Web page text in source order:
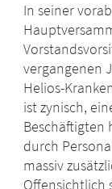
In seiner
vergangenen
Helios-
ist zynisch,
Beschäftigten
durch
massiv
Offensichtlich